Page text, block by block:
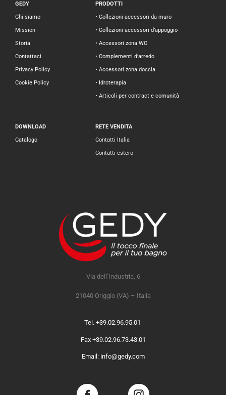
GEDY
Chi siamo
Mission
Storia
Contattaci
Privacy Policy
Cookie Policy
PRODOTTI
• Collezioni accessori da muro
• Collezioni accessori d’appoggio
• Accessori zona WC
• Complementi d’arredo
• Accessori zona doccia
• Idroterapia
• Articoli per contract e comunità
DOWNLOAD
Catalogo
RETE VENDITA
Contatti Italia
Contatti estero
Via dell’Industria, 6
21040 Origgio (VA) – Italia
Tel. +39.02.96.95.01
Fax +39.02.96.73.43.01
Email: info@gedy.com